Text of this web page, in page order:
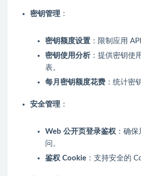
密钥管理 ：
密钥额度设置 ：限制应用
密钥使用分析 ：提供密钥使
表。
每月密钥额度花费 ：统计密
安全管理 ：
Web 公开页登录鉴权 ：确
问。
鉴权 Cookie ：支持安全的